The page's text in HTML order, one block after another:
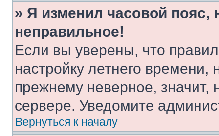
» Я изменил часовой пояс,
неправильное!
Если вы уверены, что
настройку летнего
прежнему неверное, значит,
сервере. Уведомите
Вернуться к началу